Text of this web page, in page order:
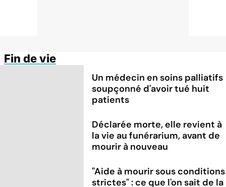
Fin de vie
Un médecin en soins palliatifs
soupçonné d'avoir tué huit
patients
Déclarée morte, elle revient à
la vie au funérarium, avant de
mourir à nouveau
"Aide à mourir sous conditions
strictes" : ce que l'on sait de la